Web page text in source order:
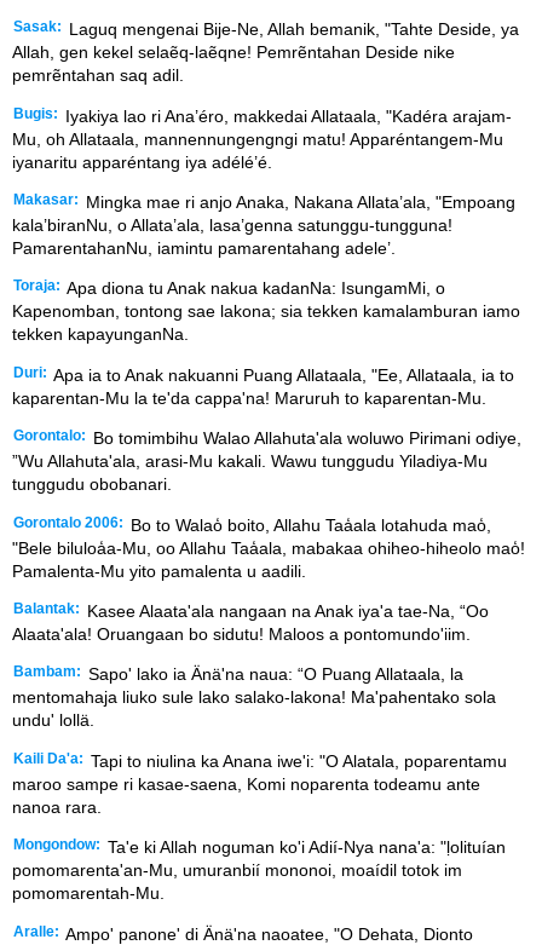
Sasak:
Laguq mengenai Bije-Ne, Allah bemanik, "Tahte Deside, ya
Allah, gen kekel selaẽq-laẽqne! Pemrẽntahan Deside nike
pemrẽntahan saq adil.
Bugis:
Iyakiya lao ri Ana’éro, makkedai Allataala, "Kadéra arajam-
Mu, oh Allataala, mannennungengngi matu! Apparéntangem-Mu
iyanaritu apparéntang iya adélé’é.
Makasar:
Mingka mae ri anjo Anaka, Nakana Allata’ala, "Empoang
kala’biranNu, o Allata’ala, lasa’genna satunggu-tungguna!
PamarentahanNu, iamintu pamarentahang adele’.
Toraja: Apa diona tu Anak nakua kadanNa: IsungamMi, o
Kapenomban, tontong sae lakona; sia tekken kamalamburan iamo
tekken kapayunganNa.
Duri: Apa ia to Anak nakuanni Puang Allataala, "Ee, Allataala, ia to
kaparentan-Mu la te'da cappa'na! Maruruh to kaparentan-Mu.
Gorontalo:
Bo tomimbihu Walao Allahuta'ala woluwo Pirimani odiye,
”Wu Allahuta'ala, arasi-Mu kakali. Wawu tunggudu Yiladiya-Mu
tunggudu obobanari.
Gorontalo 2006:
Bo to Walao̒ boito, Allahu Taa̒ala lotahuda mao̒,
"Bele biluloa̒a-Mu, oo Allahu Taa̒ala, mabakaa ohiheo-hiheolo mao̒!
Pamalenta-Mu yito pamalenta u aadili.
Balantak:
Kasee Alaata'ala nangaan na Anak iya'a tae-Na, “Oo
Alaata'ala! Oruangaan bo sidutu! Maloos a pontomundo'iim.
Bambam: Sapo' lako ia Änä'na naua: “O Puang Allataala, la
mentomahaja liuko sule lako salako-lakona! Ma'pahentako sola
undu' lollä.
Kaili Da'a: Tapi to niulina ka Anana iwe'i: "O Alatala, poparentamu
maroo sampe ri kasae-saena, Komi noparenta todeamu ante
nanoa rara.
Mongondow: Ta'e ki Allah noguman ko'i Adií-Nya nana'a: "ḷolituían
pomomarenta'an-Mu, umuranbií mononoi, moaídil totok im
pomomarentah-Mu.
Aralle: Ampo' panone' di Änä'na naoatee, "O Dehata, Dionto